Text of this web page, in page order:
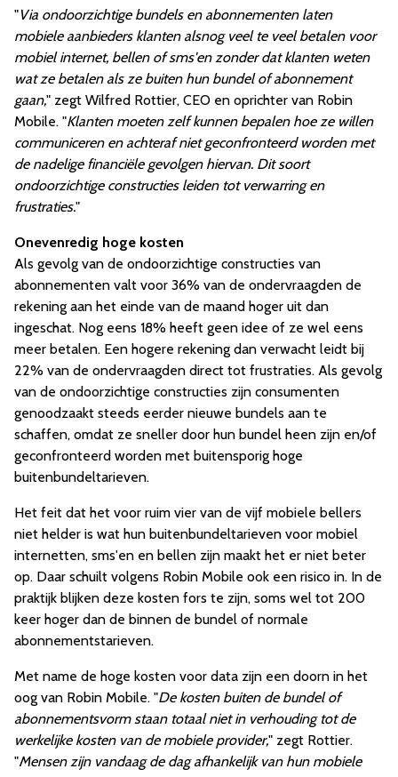
"Via ondoorzichtige bundels en abonnementen laten
mobiele aanbieders klanten alsnog veel te veel betalen voor
mobiel internet, bellen of sms'en zonder dat klanten weten
wat ze betalen als ze buiten hun bundel of abonnement
gaan," zegt Wilfred Rottier, CEO en oprichter van Robin
Mobile. "Klanten moeten zelf kunnen bepalen hoe ze willen
communiceren en achteraf niet geconfronteerd worden met
de nadelige financiële gevolgen hiervan. Dit soort
ondoorzichtige constructies leiden tot verwarring en
frustraties."
Onevenredig hoge kosten
Als gevolg van de ondoorzichtige constructies van
abonnementen valt voor 36% van de ondervraagden de
rekening aan het einde van de maand hoger uit dan
ingeschat. Nog eens 18% heeft geen idee of ze wel eens
meer betalen. Een hogere rekening dan verwacht leidt bij
22% van de ondervraagden direct tot frustraties. Als gevolg
van de ondoorzichtige constructies zijn consumenten
genoodzaakt steeds eerder nieuwe bundels aan te
schaffen, omdat ze sneller door hun bundel heen zijn en/of
geconfronteerd worden met buitensporig hoge
buitenbundeltarieven.
Het feit dat het voor ruim vier van de vijf mobiele bellers
niet helder is wat hun buitenbundeltarieven voor mobiel
internetten, sms'en en bellen zijn maakt het er niet beter
op. Daar schuilt volgens Robin Mobile ook een risico in. In de
praktijk blijken deze kosten fors te zijn, soms wel tot 200
keer hoger dan de binnen de bundel of normale
abonnementstarieven.
Met name de hoge kosten voor data zijn een doorn in het
oog van Robin Mobile. "De kosten buiten de bundel of
abonnementsvorm staan totaal niet in verhouding tot de
werkelijke kosten van de mobiele provider," zegt Rottier.
"Mensen zijn vandaag de dag afhankelijk van hun mobiele